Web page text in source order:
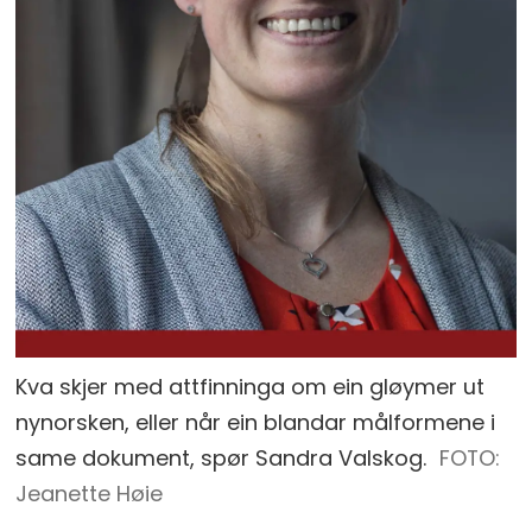
Kva skjer med attfinninga om ein gløymer ut
nynorsken, eller når ein blandar målformene i
same dokument, spør Sandra Valskog. FOTO:
Jeanette Høie